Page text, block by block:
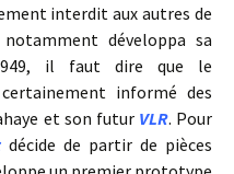
interdit aux autres de
développa sa
il faut dire que le
informé des
et son futur VLR. Pour
décide de partir de pièces